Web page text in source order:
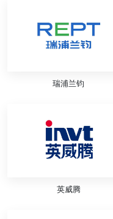
瑞浦兰钧
英威腾